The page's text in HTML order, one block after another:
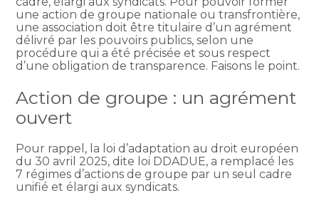
une action de groupe nationale ou transfrontière,
une association doit être titulaire d’un agrément
délivré par les pouvoirs publics, selon une
procédure qui a été précisée et sous respect
d’une obligation de transparence. Faisons le point.
Action de groupe : un agrément
ouvert
Pour rappel, la loi d’adaptation au droit européen
du 30 avril 2025, dite loi DDADUE, a remplacé les
7 régimes d’actions de groupe par un seul cadre
unifié et élargi aux syndicats.